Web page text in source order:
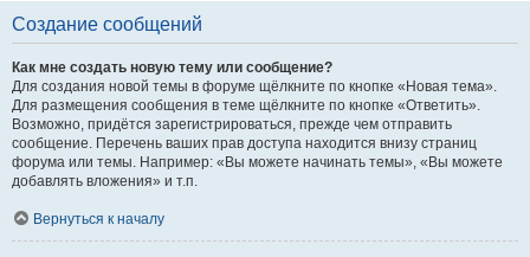
Создание сообщений
Как мне создать новую тему или сообщение?
Для создания новой темы в форуме щёлкните по кнопке «Новая тема».
Для размещения сообщения в теме щёлкните по кнопке «Ответить».
Возможно, придётся зарегистрироваться, прежде чем отправить
сообщение. Перечень ваших прав доступа находится внизу страниц
форума или темы. Например: «Вы можете начинать темы», «Вы можете
добавлять вложения» и т.п.
Вернуться к началу